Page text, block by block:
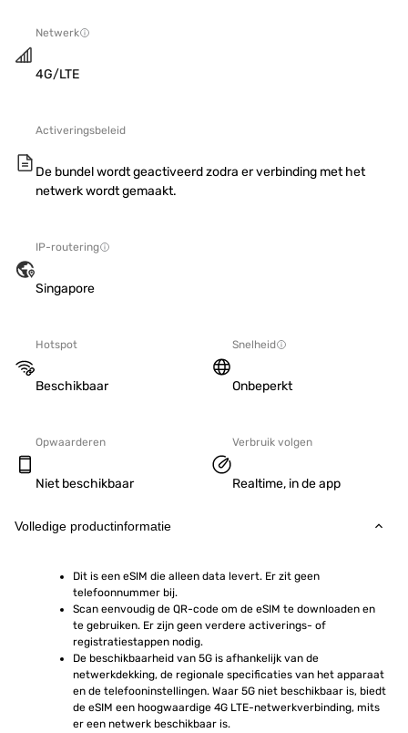
Netwerk
4G/LTE
Activeringsbeleid
De bundel wordt geactiveerd zodra er verbinding met het
netwerk wordt gemaakt.
IP-routering
Singapore
Hotspot
Beschikbaar
Snelheid
Onbeperkt
Opwaarderen
Niet beschikbaar
Verbruik volgen
Realtime, in de app
Volledige productinformatie
Dit is een eSIM die alleen data levert. Er zit geen
telefoonnummer bij.
Scan eenvoudig de QR-code om de eSIM te downloaden en
te gebruiken. Er zijn geen verdere activerings- of
registratiestappen nodig.
De beschikbaarheid van 5G is afhankelijk van de
netwerkdekking, de regionale specificaties van het apparaat
en de telefooninstellingen. Waar 5G niet beschikbaar is, biedt
de eSIM een hoogwaardige 4G LTE-netwerkverbinding, mits
er een netwerk beschikbaar is.